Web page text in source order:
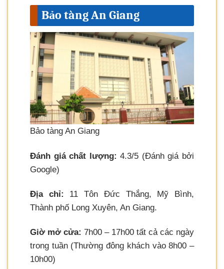
Bảo tàng An Giang
Bảo tàng An Giang
Đánh giá chất lượng: 4.3/5 (Đánh giá bởi
Google)
Địa chỉ: 11 Tôn Đức Thắng, Mỹ Bình,
Thành phố Long Xuyên, An Giang.
Giờ mở cửa: 7h00 – 17h00 tất cả các ngày
trong tuần (Thường đông khách vào 8h00 –
10h00)